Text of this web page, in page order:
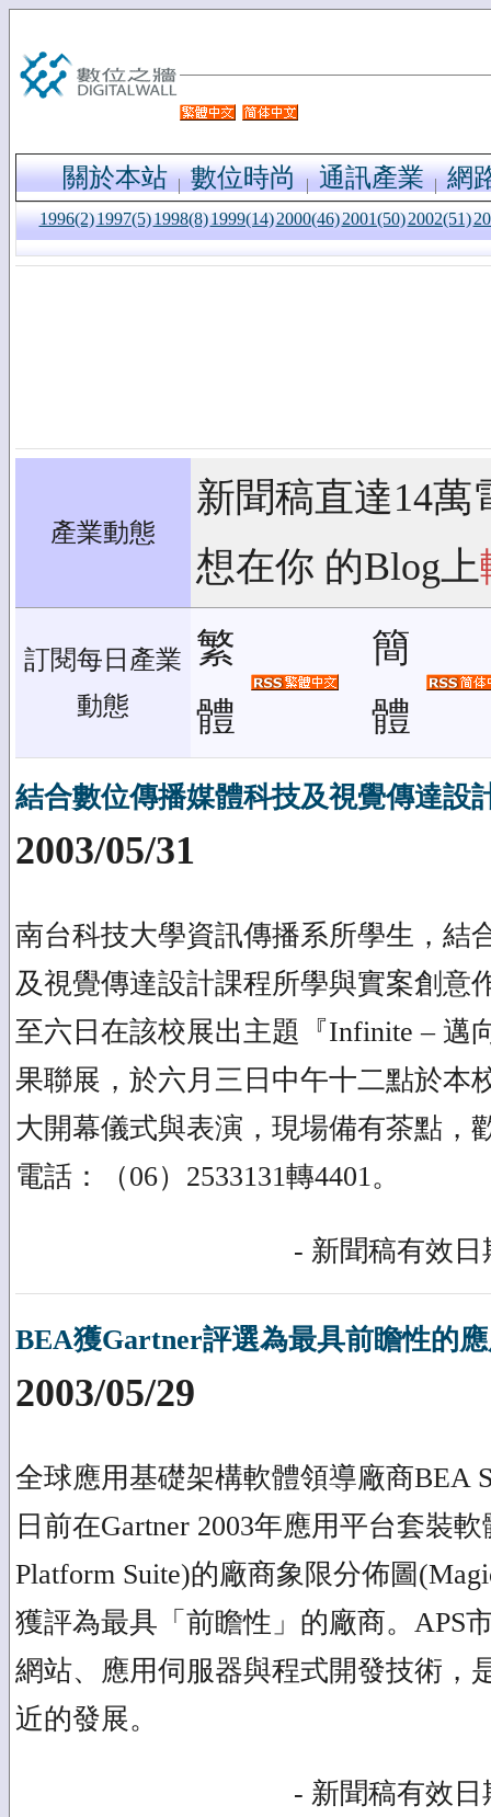
關於本站 數位時尚 通訊產業 網
1996(2)1997(5)1998(8)1999(14)2000(46)2001(50)2002(51)
產業動態
新聞稿直達14萬
想在你 的Blog上
訂閱每日產業
動態
繁
體
簡
體
結合數位傳播媒體科技及視覺傳達設
2003/05/31
南台科技大學資訊傳播系所學生，結
及視覺傳達設計課程所學與實案創意
至六日在該校展出主題『Infinite – 邁
果聯展，於六月三日中午十二點於本
大開幕儀式與表演，現場備有茶點，
電話：（06）2533131轉4401。
- 新聞稿有效日
BEA獲Gartner評選為最具前瞻性的
2003/05/29
全球應用基礎架構軟體領導廠商BEA
日前在Gartner 2003年應用平台套裝
Platform Suite)的廠商象限分佈圖
獲評為最具「前瞻性」的廠商。APS
網站、應用伺服器與程式開發技術，
近的發展。
- 新聞稿有效日